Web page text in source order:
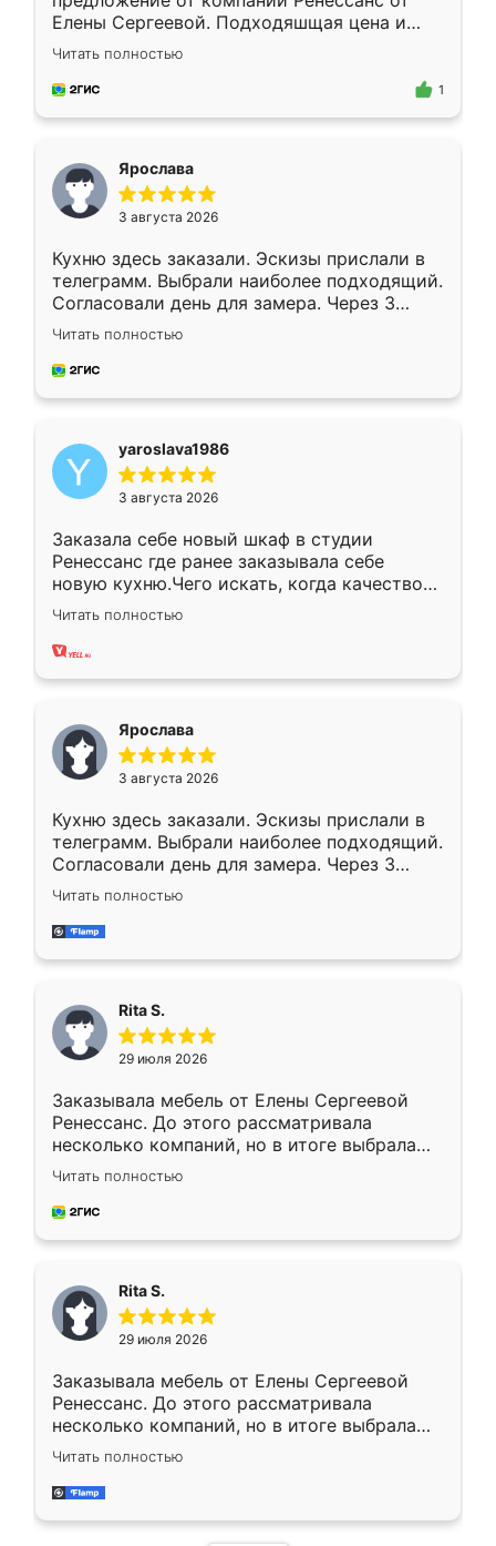
Елены Сергеевой. Подходяшщая цена и
короткие сроки изготовления. Приехавший
для замера сотрудник Владислав
предложил по моему эскизу самый
Читать полностью
1
Ярослава
3 августа 2026
Кухню здесь заказали. Эскизы прислали в
телеграмм. Выбрали наиболее подходящий.
Согласовали день для замера. Через 3
недели кухня была уже готова. Остались
довольны работой. Спасибо Ренессанс
мебель за качественную работу!
Читать полностью
yaroslava1986
3 августа 2026
Заказала себе новый шкаф в студии
Ренессанс где ранее заказывала себе
новую кухню.Чего искать, когда качеством
вполне довольна. Служит кухня уже почти
два года, нареканий нет.
Читать полностью
Ярослава
3 августа 2026
Кухню здесь заказали. Эскизы прислали в
телеграмм. Выбрали наиболее подходящий.
Согласовали день для замера. Через 3
недели кухня была уже готова. Остались
довольны работой. Спасибо Ренессанс
мебель за качественную работу!
Читать полностью
Rita S.
29 июля 2026
Заказывала мебель от Елены Сергеевой
Ренессанс. До этого рассматривала
несколько компаний, но в итоге выбрала
эту. Сначала обговорили условия, потом
приехал замерщик, всё спокойно объяснил
и снял размеры. Изготовили в срок, с
каких-либо доработок. Качеством осталась
довольна, все выглядит так, как и ожидала.
Читать полностью
Rita S.
29 июля 2026
Заказывала мебель от Елены Сергеевой
Ренессанс. До этого рассматривала
несколько компаний, но в итоге выбрала
эту. Сначала обговорили условия, потом
приехал замерщик, всё спокойно объяснил
и снял размеры. Изготовили в срок, с
Читать полностью